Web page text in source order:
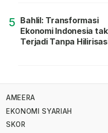
5 Bahlil: Transformasi
Ekonomi Indonesia
Terjadi Tanpa
AMEERA
EKONOMI SYARIAH
SKOR